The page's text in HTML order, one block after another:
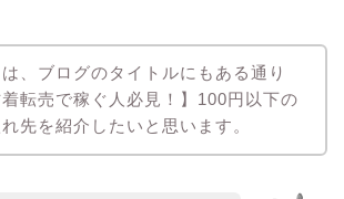
、ブログのタイトルにもある通り
着転売で稼ぐ人必見！】100円以下の
先を紹介したいと思います。